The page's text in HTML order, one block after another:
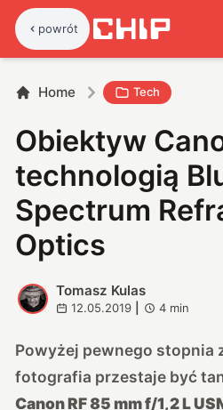
powrót
Home Tech
Obiektyw
technologią
Spectrum
Optics
T
Tomasz Kulas
12.05.2019 4 min
Powyżej pewnego stopnia
fotografia przestaje być
Canon RF 85 mm f/1,2 L